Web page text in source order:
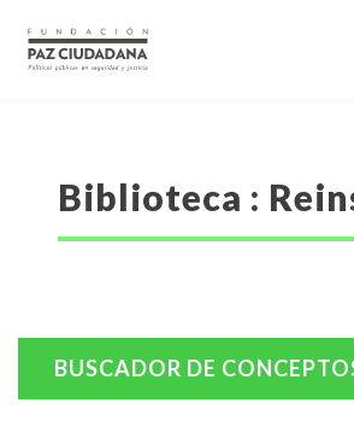
Biblioteca :
BUSCADOR DE